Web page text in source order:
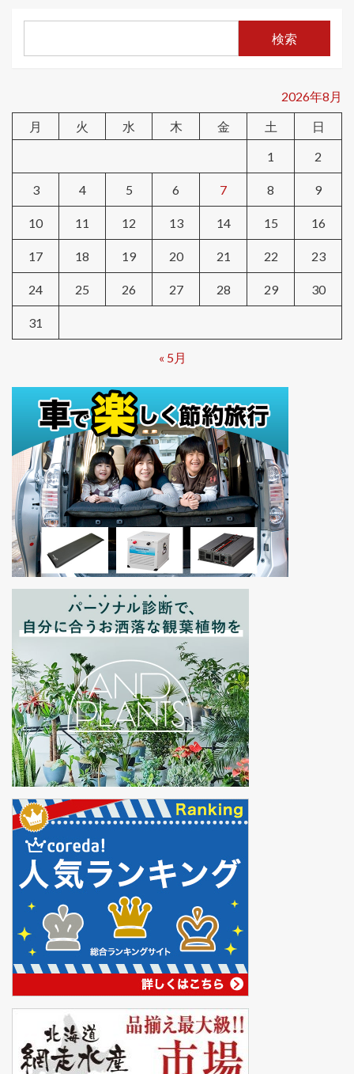
検索
2026年8月
月
火 水 木 金 土
日
1
2
3 4 5 6 7 8 9
10 11 12 13 14 15 16
17 18 19 20 21 22 23
24 25 26 27 28 29 30
31
« 5月